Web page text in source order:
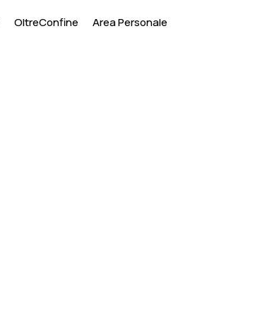
OltreConfine
Area Personale